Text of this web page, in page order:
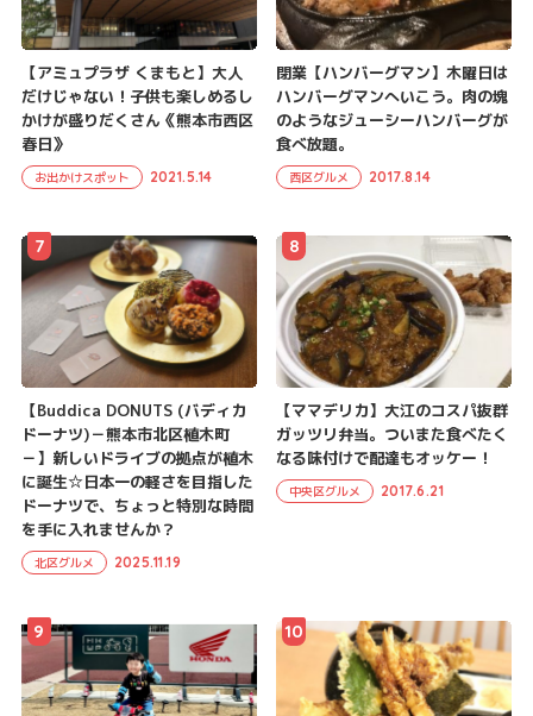
【アミュプラザ くまもと】大人
だけじゃない！子供も楽しめるし
かけが盛りだくさん《熊本市西区
春日》
お出かけスポット 2021.5.14
閉業【ハンバーグマン】木曜日は
ハンバーグマンへいこう。肉の塊
のようなジューシーハンバーグが
食べ放題。
西区グルメ 2017.8.14
【Buddica DONUTS (バディカ
ドーナツ)－熊本市北区植木町
－】新しいドライブの拠点が植木
に誕生☆日本一の軽さを目指した
ドーナツで、ちょっと特別な時間
を手に入れませんか？
北区グルメ 2025.11.19
7
【ママデリカ】大江のコスパ抜群
ガッツリ弁当。ついまた食べたく
なる味付けで配達もオッケー！
中央区グルメ 2017.6.21
8
9 10